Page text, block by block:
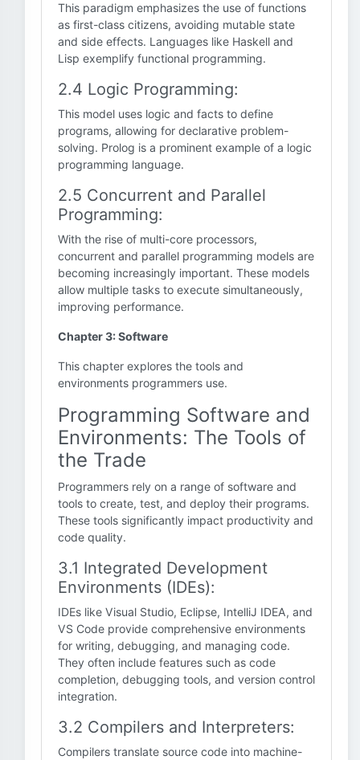
This paradigm emphasizes the use of functions
as first-class citizens, avoiding mutable state
and side effects. Languages like Haskell and
Lisp exemplify functional programming.
2.4 Logic Programming:
This model uses logic and facts to define
programs, allowing for declarative problem-
solving. Prolog is a prominent example of a logic
programming language.
2.5 Concurrent and Parallel
Programming:
With the rise of multi-core processors,
concurrent and parallel programming models are
becoming increasingly important. These models
allow multiple tasks to execute simultaneously,
improving performance.
Chapter 3: Software
This chapter explores the tools and
environments programmers use.
Programming Software and
Environments: The Tools of
the Trade
Programmers rely on a range of software and
tools to create, test, and deploy their programs.
These tools significantly impact productivity and
code quality.
3.1 Integrated Development
Environments (IDEs):
IDEs like Visual Studio, Eclipse, IntelliJ IDEA, and
VS Code provide comprehensive environments
for writing, debugging, and managing code.
They often include features such as code
completion, debugging tools, and version control
integration.
3.2 Compilers and Interpreters:
Compilers translate source code into machine-